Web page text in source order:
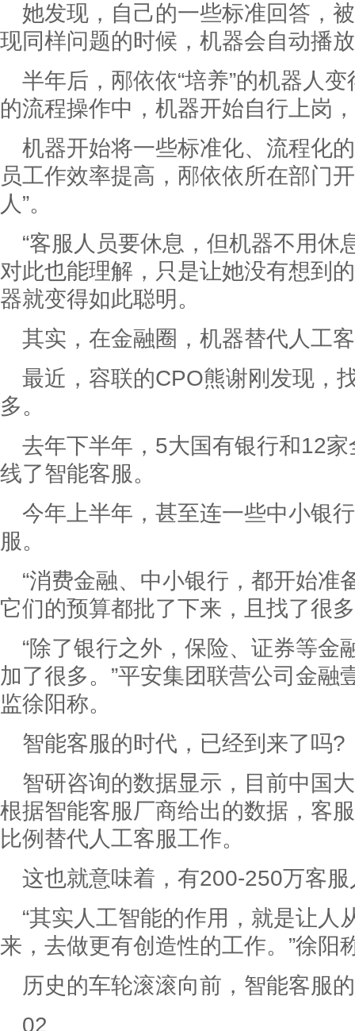
她发现，自己的一些标准回答，
现同样问题的时候，机器会自动播
半年后，邴依依“培养”的机器人
的流程操作中，机器开始自行上岗
机器开始将一些标准化、流程化
员工作效率提高，邴依依所在部门
人”。
“客服人员要休息，但机器不用休
对此也能理解，只是让她没有想到
器就变得如此聪明。
其实，在金融圈，机器替代人工
最近，容联的CPO熊谢刚发现，
多。
去年下半年，5大国有银行和12
线了智能客服。
今年上半年，甚至连一些中小银
服。
“消费金融、中小银行，都开始准
它们的预算都批了下来，且找了很
“除了银行之外，保险、证券等金
加了很多。”平安集团联营公司金融
监徐阳称。
智能客服的时代，已经到来了吗?
智研咨询的数据显示，目前中国
根据智能客服厂商给出的数据，客
比例替代人工客服工作。
这也就意味着，有200-250万客
“其实人工智能的作用，就是让人
来，去做更有创造性的工作。”徐阳
历史的车轮滚滚向前，智能客服
02